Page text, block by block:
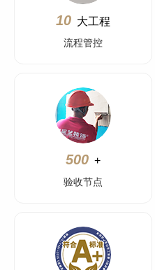
10 大工程
流程管控
500 +
验收节点